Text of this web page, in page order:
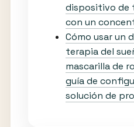
dispositivo de
con un
Cómo usar un
terapia del
mascarilla de
guía de
solución de